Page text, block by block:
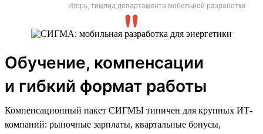
Игорь, тимлид департамента мобильной разработки
Обучение, компенсации
и гибкий формат работы
Компенсационный пакет СИГМЫ типичен для крупных ИТ-
компаний: рыночные зарплаты, квартальные бонусы,